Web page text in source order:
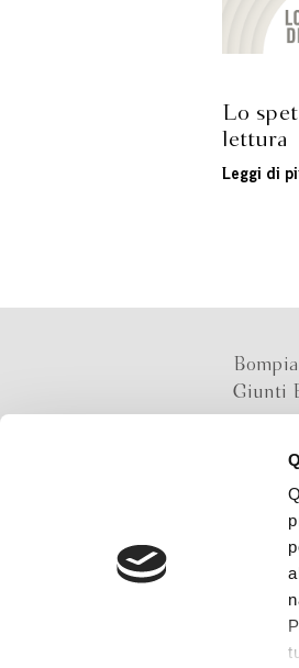
Lo
lettura
Leggi di
Giunti
Via
50139
Via
20124